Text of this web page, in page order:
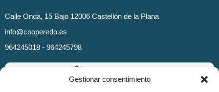
Gestionar consentimiento
Calle Onda, 15 Bajo 12006 Castellón de la Plana
info@cooperedo.es
964245018 - 964245798